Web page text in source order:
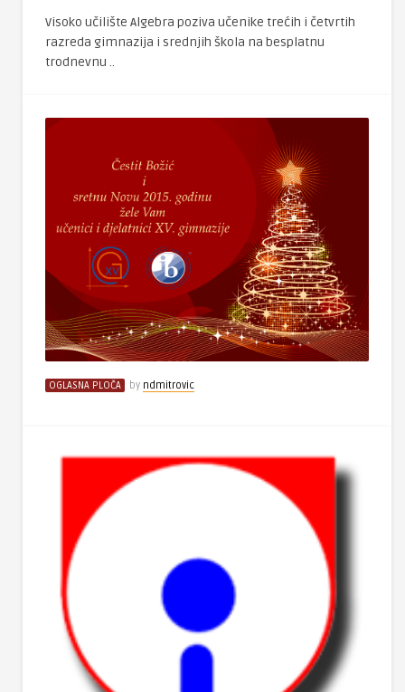
Visoko učilište Algebra poziva učenike trećih i četvrtih
razreda gimnazija i srednjih škola na besplatnu
trodnevnu ..
OGLASNA PLOČA by ndmitrovic